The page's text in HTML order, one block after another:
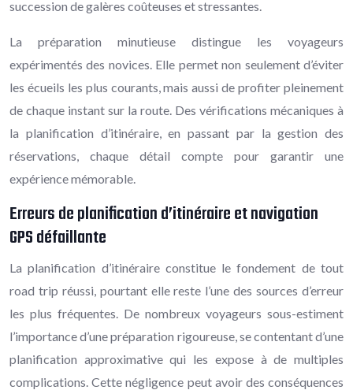
succession de galères coûteuses et stressantes.
La préparation minutieuse distingue les voyageurs
expérimentés des novices. Elle permet non seulement d’éviter
les écueils les plus courants, mais aussi de profiter pleinement
de chaque instant sur la route. Des vérifications mécaniques à
la planification d’itinéraire, en passant par la gestion des
réservations, chaque détail compte pour garantir une
expérience mémorable.
Erreurs de planification d’itinéraire et navigation
GPS défaillante
La planification d’itinéraire constitue le fondement de tout
road trip réussi, pourtant elle reste l’une des sources d’erreur
les plus fréquentes. De nombreux voyageurs sous-estiment
l’importance d’une préparation rigoureuse, se contentant d’une
planification approximative qui les expose à de multiples
complications. Cette négligence peut avoir des conséquences